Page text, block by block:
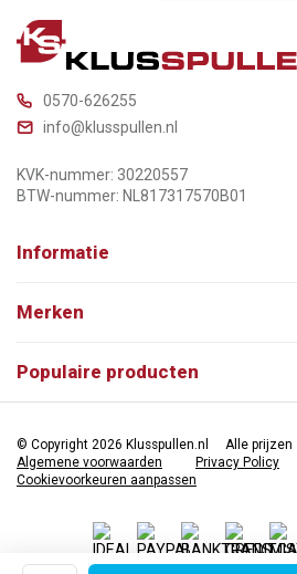
0570-626255
info@klusspullen.nl
KVK-nummer: 30220557
BTW-nummer: NL817317570B01
Informatie
Merken
Populaire producten
© Copyright 2026 Klusspullen.nl
Alle prijzen
Algemene voorwaarden
Privacy Policy
Cookievoorkeuren aanpassen